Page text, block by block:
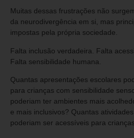
Muitas dessas frustrações não
da neurodivergência em si, mas
impostas pela própria sociedade.
Falta inclusão verdadeira. Falta
Falta sensibilidade humana.
Quantas apresentações escolares
para crianças com sensibilidade
poderiam ter ambientes mais
e mais inclusivos? Quantas
poderiam ser acessíveis para